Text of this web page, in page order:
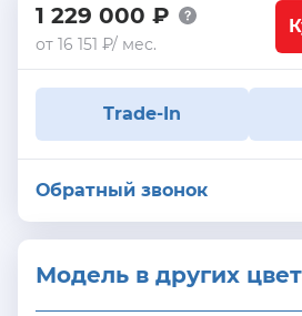
1 229 000 ₽
от 16 151 ₽/ мес.
Trade-In
Обратный звонок
Модель в других